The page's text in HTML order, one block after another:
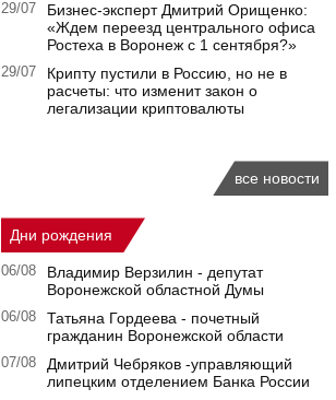
29/07
Бизнес-эксперт Дмитрий Орищенко:
«Ждем переезд центрального офиса
Ростеха в Воронеж с 1 сентября?»
29/07
Крипту пустили в Россию, но не в
расчеты: что изменит закон о
легализации криптовалюты
все новости
Дни рождения
06/08
Владимир Верзилин - депутат
Воронежской областной Думы
06/08
Татьяна Гордеева - почетный
гражданин Воронежской области
07/08
Дмитрий Чебряков -управляющий
липецким отделением Банка России